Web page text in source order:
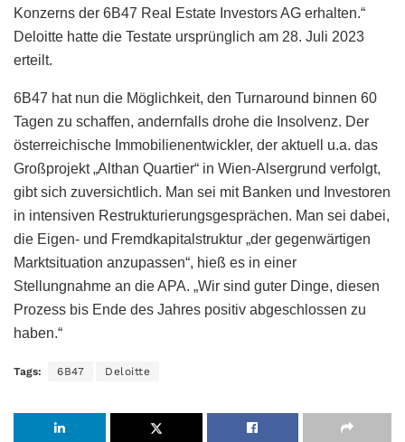
Konzerns der 6B47 Real Estate Investors AG erhalten.“
Deloitte hatte die Testate ursprünglich am 28. Juli 2023
erteilt.
6B47 hat nun die Möglichkeit, den Turnaround binnen 60
Tagen zu schaffen, andernfalls drohe die Insolvenz. Der
österreichische Immobilienentwickler, der aktuell u.a. das
Großprojekt „Althan Quartier“ in Wien-Alsergrund verfolgt,
gibt sich zuversichtlich. Man sei mit Banken und Investoren
in intensiven Restrukturierungsgesprächen. Man sei dabei,
die Eigen- und Fremdkapitalstruktur „der gegenwärtigen
Marktsituation anzupassen“, hieß es in einer
Stellungnahme an die APA. „Wir sind guter Dinge, diesen
Prozess bis Ende des Jahres positiv abgeschlossen zu
haben.“
Tags: 6B47 Deloitte